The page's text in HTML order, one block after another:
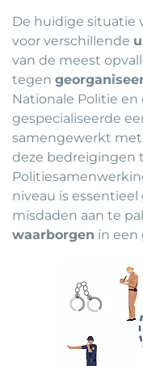
De huidige situatie
voor verschillende
van de meest
tegen
Nationale Politie en
gespecialiseerde
samengewerkt met
deze bedreigingen
niveau is
misdaden aan te
waarborgen in een